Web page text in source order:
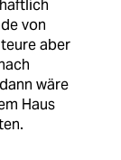
von
aber
wäre
Haus